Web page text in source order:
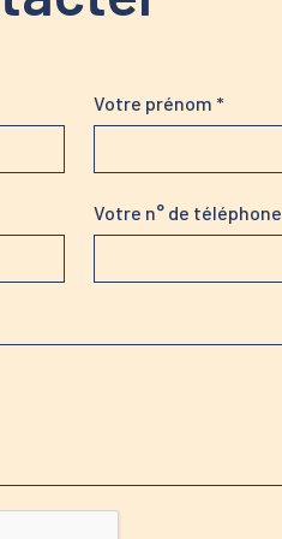
Votre prénom *
Votre n° de téléphone